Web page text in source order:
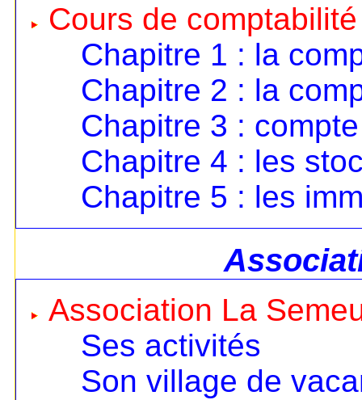
Cours de comptabilité
Chapitre 1 : la
Chapitre 2 : la
Chapitre 3 :
Chapitre 4 : les
Chapitre 5 : les
Association La
Ses activités
Son village de